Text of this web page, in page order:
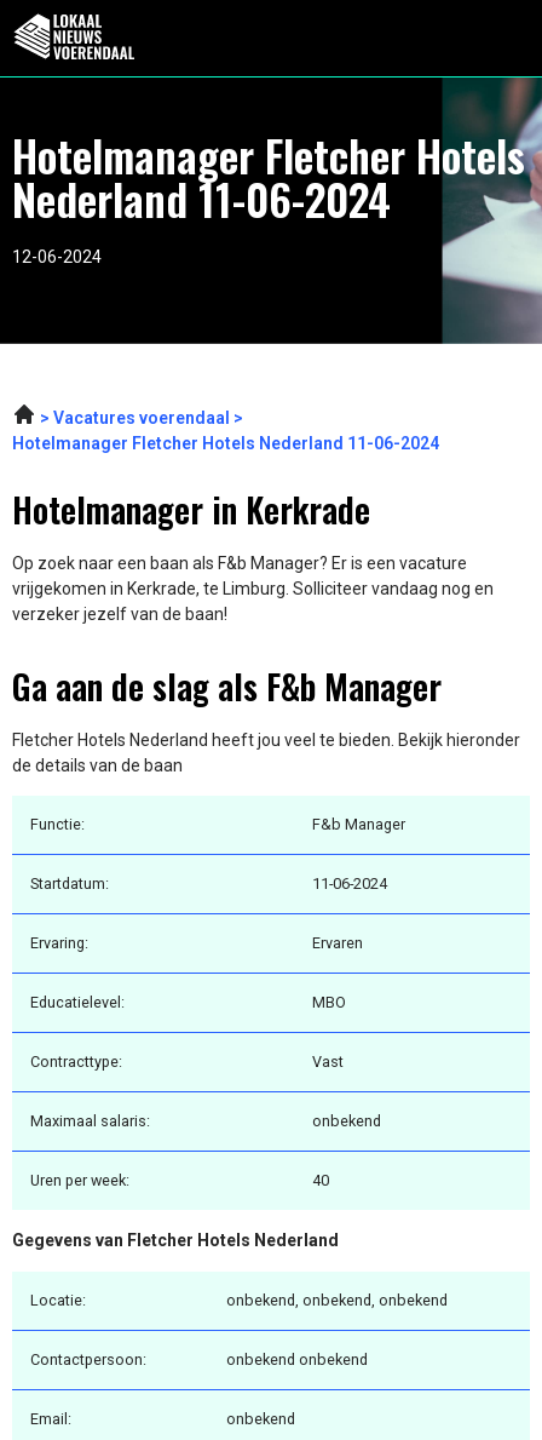
Hotelmanager Fletcher Hotels
Nederland 11-06-2024
12-06-2024
Vacatures voerendaal
Hotelmanager Fletcher Hotels Nederland 11-06-2024
Hotelmanager in Kerkrade
Op zoek naar een baan als F&b Manager? Er is een vacature
vrijgekomen in Kerkrade, te Limburg. Solliciteer vandaag nog en
verzeker jezelf van de baan!
Ga aan de slag als F&b Manager
Fletcher Hotels Nederland heeft jou veel te bieden. Bekijk hieronder
de details van de baan
Functie: F&b Manager
Startdatum: 11-06-2024
Ervaring: Ervaren
Educatielevel: MBO
Contracttype: Vast
Maximaal salaris: onbekend
Uren per week: 40
Gegevens van Fletcher Hotels Nederland
Locatie: onbekend, onbekend, onbekend
Contactpersoon: onbekend onbekend
Email: onbekend